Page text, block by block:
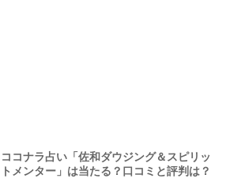
ココナラ占い「佐和ダウジング＆スピリッ
トメンター」は当たる？口コミと評判は？